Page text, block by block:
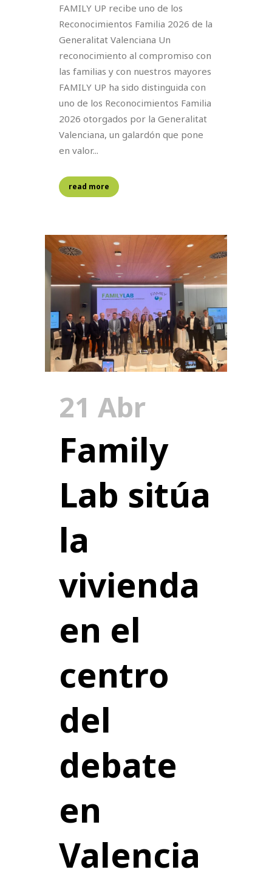
FAMILY UP recibe uno de los
Reconocimientos Familia 2026 de la
Generalitat Valenciana Un
reconocimiento al compromiso con
las familias y con nuestros mayores
FAMILY UP ha sido distinguida con
uno de los Reconocimientos Familia
2026 otorgados por la Generalitat
Valenciana, un galardón que pone
en valor...
read more
21 Abr
Family
Lab sitúa
la
vivienda
en el
centro
del
debate
en
Valencia